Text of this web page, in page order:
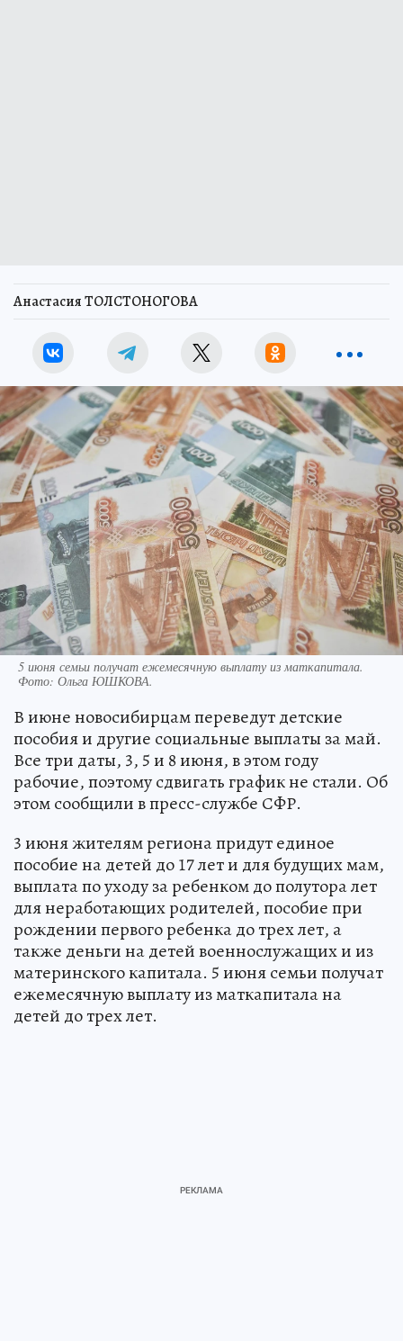
Анастасия ТОЛСТОНОГОВА
5 июня семьи получат ежемесячную выплату из маткапитала.
Фото: Ольга ЮШКОВА.
В июне новосибирцам переведут детские
пособия и другие социальные выплаты за май.
Все три даты, 3, 5 и 8 июня, в этом году
рабочие, поэтому сдвигать график не стали. Об
этом сообщили в пресс-службе СФР.
3 июня жителям региона придут единое
пособие на детей до 17 лет и для будущих мам,
выплата по уходу за ребенком до полутора лет
для неработающих родителей, пособие при
рождении первого ребенка до трех лет, а
также деньги на детей военнослужащих и из
материнского капитала. 5 июня семьи получат
ежемесячную выплату из маткапитала на
детей до трех лет.